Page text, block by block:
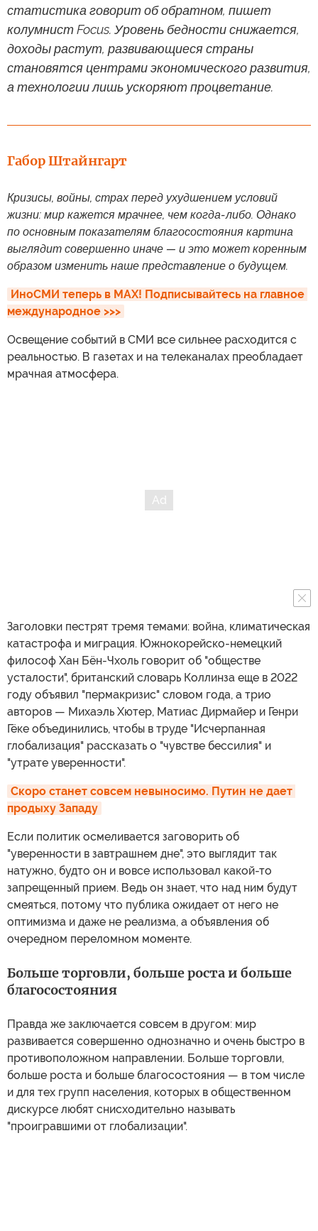
статистика говорит об обратном, пишет
колумнист Focus. Уровень бедности снижается,
доходы растут, развивающиеся страны
становятся центрами экономического развития,
а технологии лишь ускоряют процветание.
Габор Штайнгарт
Кризисы, войны, страх перед ухудшением условий
жизни: мир кажется мрачнее, чем когда-либо. Однако
по основным показателям благосостояния картина
выглядит совершенно иначе — и это может коренным
образом изменить наше представление о будущем.
ИноСМИ теперь в MAX! Подписывайтесь на главное
международное >>>
Освещение событий в СМИ все сильнее расходится с
реальностью. В газетах и на телеканалах преобладает
мрачная атмосфера.
Заголовки пестрят тремя темами: война, климатическая
катастрофа и миграция. Южнокорейско-немецкий
философ Хан Бён-Чхоль говорит об "обществе
усталости", британский словарь Коллинза еще в 2022
году объявил "пермакризис" словом года, а трио
авторов — Михаэль Хютер, Матиас Дирмайер и Генри
Гёке объединились, чтобы в труде "Исчерпанная
глобализация" рассказать о "чувстве бессилия" и
"утрате уверенности".
Скоро станет совсем невыносимо. Путин не дает
продыху Западу
Если политик осмеливается заговорить об
"уверенности в завтрашнем дне", это выглядит так
натужно, будто он и вовсе использовал какой-то
запрещенный прием. Ведь он знает, что над ним будут
смеяться, потому что публика ожидает от него не
оптимизма и даже не реализма, а объявления об
очередном переломном моменте.
Больше торговли, больше роста и больше
благосостояния
Правда же заключается совсем в другом: мир
развивается совершенно однозначно и очень быстро в
противоположном направлении. Больше торговли,
больше роста и больше благосостояния — в том числе
и для тех групп населения, которых в общественном
дискурсе любят снисходительно называть
"проигравшими от глобализации".